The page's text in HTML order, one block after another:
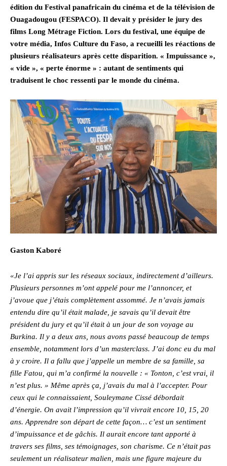
édition du Festival panafricain du cinéma et de la télévision de
Ouagadougou (FESPACO). Il devait y présider le jury des
films Long Métrage Fiction. Lors du festival, une équipe de
votre média, Infos Culture du Faso, a recueilli les réactions de
plusieurs réalisateurs après cette disparition. « Impuissance »,
« vide », « perte énorme » : autant de sentiments qui
traduisent le choc ressenti par le monde du cinéma.
Gaston Kaboré
«Je l’ai appris sur les réseaux sociaux, indirectement d’ailleurs.
Plusieurs personnes m’ont appelé pour me l’annoncer, et
j’avoue que j’étais complètement assommé. Je n’avais jamais
entendu dire qu’il était malade, je savais qu’il devait être
président du jury et qu’il était à un jour de son voyage au
Burkina. Il y a deux ans, nous avons passé beaucoup de temps
ensemble, notamment lors d’un masterclass. J’ai donc eu du mal
à y croire. Il a fallu que j’appelle un membre de sa famille, sa
fille Fatou, qui m’a confirmé la nouvelle : « Tonton, c’est vrai, il
n’est plus. » Même après ça, j’avais du mal à l’accepter. Pour
ceux qui le connaissaient, Souleymane Cissé débordait
d’énergie. On avait l’impression qu’il vivrait encore 10, 15, 20
ans. Apprendre son départ de cette façon… c’est un sentiment
d’impuissance et de gâchis. Il aurait encore tant apporté à
travers ses films, ses témoignages, son charisme. Ce n’était pas
seulement un réalisateur malien, mais une figure majeure du